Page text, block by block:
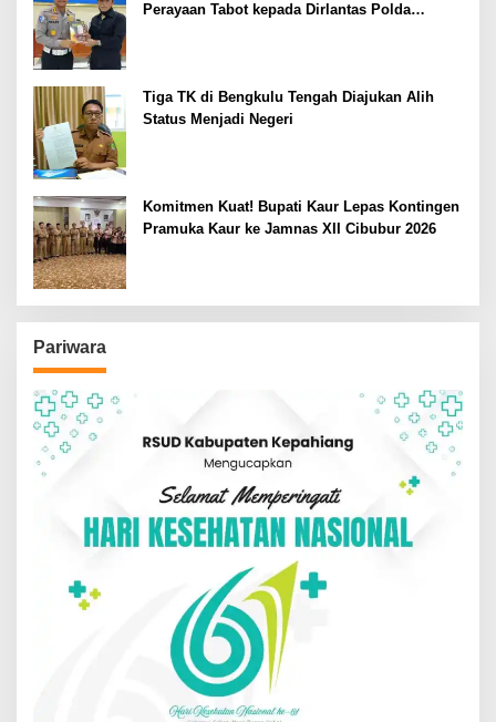
Perayaan Tabot kepada Dirlantas Polda
Tiga TK di Bengkulu Tengah Diajukan Alih
Status Menjadi Negeri
Komitmen Kuat! Bupati Kaur Lepas Kontingen
Pramuka Kaur ke Jamnas XII Cibubur 2026
Pariwara